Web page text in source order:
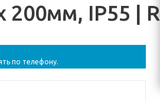
IP55 |
по телефону.